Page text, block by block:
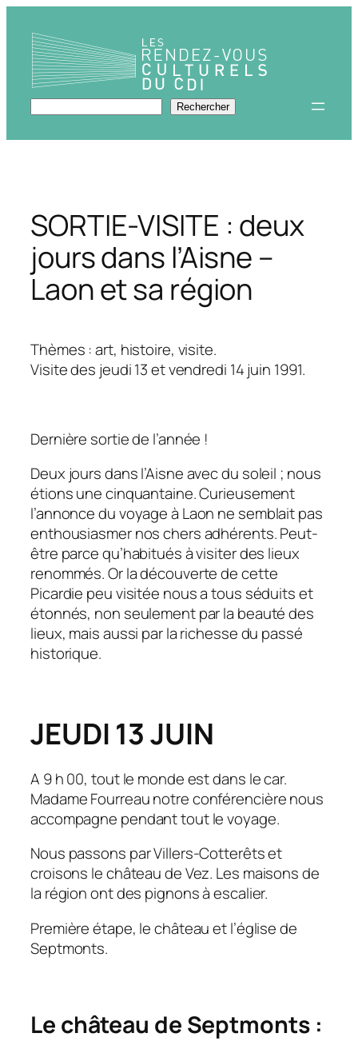
contenu
Rechercher Rechercher
SORTIE-VISITE : deux
jours dans l’Aisne –
Laon et sa région
Thèmes : art, histoire, visite.
Visite des jeudi 13 et vendredi 14 juin 1991.
Dernière sortie de l’année !
Deux jours dans l’Aisne avec du soleil ; nous
étions une cinquantaine. Curieusement
l’annonce du voyage à Laon ne semblait pas
enthousiasmer nos chers adhérents. Peut-
être parce qu’habitués à visiter des lieux
renommés. Or la découverte de cette
Picardie peu visitée nous a tous séduits et
étonnés, non seulement par la beauté des
lieux, mais aussi par la richesse du passé
historique.
JEUDI 13 JUIN
A 9 h 00, tout le monde est dans le car.
Madame Fourreau notre conférencière nous
accompagne pendant tout le voyage.
Nous passons par Villers-Cotterêts et
croisons le château de Vez. Les maisons de
la région ont des pignons à escalier.
Première étape, le château et l’église de
Septmonts.
Le château de Septmonts :